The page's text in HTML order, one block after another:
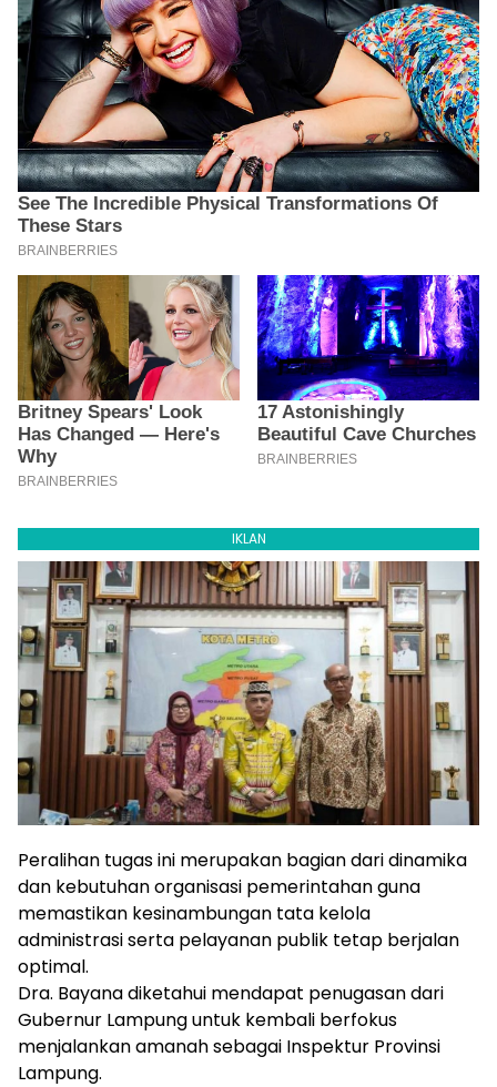
IKLAN
Peralihan tugas ini merupakan bagian dari dinamika
dan kebutuhan organisasi pemerintahan guna
memastikan kesinambungan tata kelola
administrasi serta pelayanan publik tetap berjalan
optimal.
Dra. Bayana diketahui mendapat penugasan dari
Gubernur Lampung untuk kembali berfokus
menjalankan amanah sebagai Inspektur Provinsi
Lampung.